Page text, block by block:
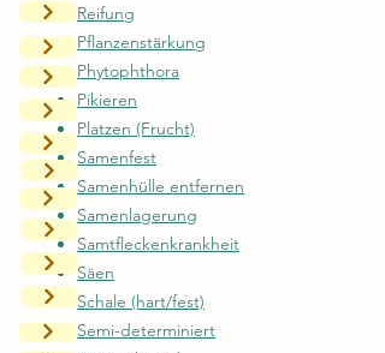
Reifung
Pflanzenstärkung
Phytophthora
Pikieren
Platzen (Frucht)
Samenfest
Samenhülle entfernen
Samenlagerung
Samtfleckenkrankheit
Säen
Schale (hart/fest)
Semi-determiniert